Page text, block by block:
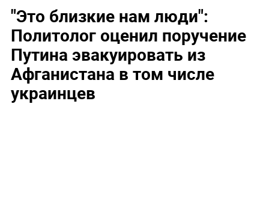
"Это близкие нам люди":
Политолог оценил поручение
Путина эвакуировать из
Афганистана в том числе
украинцев